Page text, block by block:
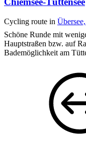
Cycling route in
Schöne Runde mit
Hauptstraßen bzw. auf
Bademöglichkeit am